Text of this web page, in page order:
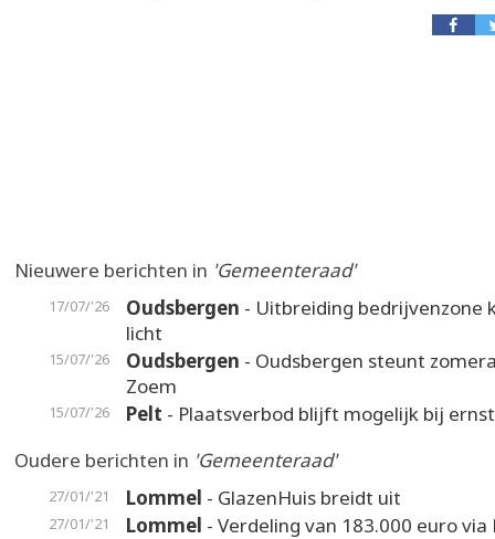
Nieuwere berichten in 'Gemeenteraad'
17/07/'26 Oudsbergen - Uitbreiding bedrijvenzone
licht
15/07/'26 Oudsbergen - Oudsbergen steunt
Zoem
15/07/'26 Pelt - Plaatsverbod blijft mogelijk bij
Oudere berichten in 'Gemeenteraad'
27/01/'21 Lommel - GlazenHuis breidt uit
27/01/'21 Lommel - Verdeling van 183.000 euro